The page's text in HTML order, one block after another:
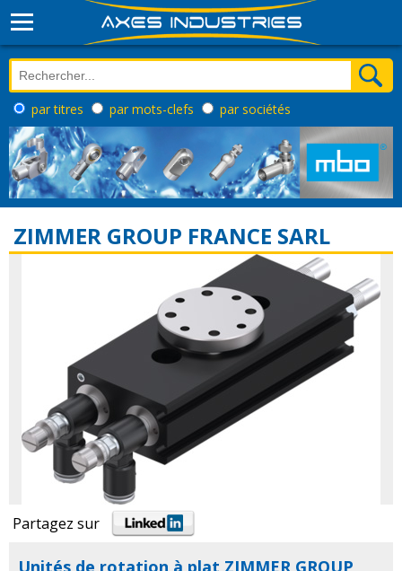
par titres par mots-clefs par sociétés
ZIMMER GROUP FRANCE SARL
Partagez sur
Unités de rotation à plat ZIMMER GROUP